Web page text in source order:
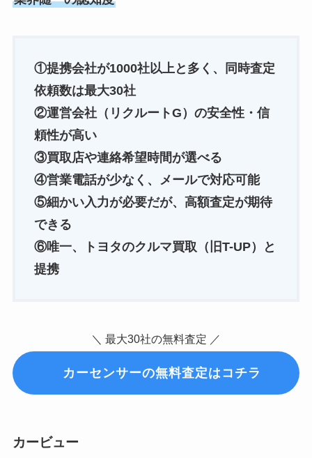
①提携会社が1000社以上と多く、同時査定
依頼数は最大30社
②運営会社（リクルートG）の安全性・信
頼性が高い
③買取店や連絡希望時間が選べる
④営業電話が少なく、メールで対応可能
⑤細かい入力が必要だが、高額査定が期待
できる
⑥唯一、トヨタのクルマ買取（旧T-UP）と
提携
＼ 最大30社の無料査定 ／
カーセンサーの無料査定はコチラ
カービュー